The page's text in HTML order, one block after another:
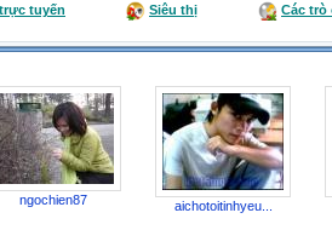
tuyến Siêu thị Các trò
ngochien87 aichotoitinhyeu...